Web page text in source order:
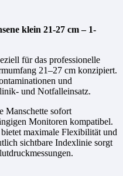
klein 21-27 cm – 1-
für das professionelle
21–27 cm konzipiert.
und
und Notfalleinsatz.
Manschette sofort
Monitoren kompatibel.
maximale Flexibilität und
sichtbare Indexlinie sorgt